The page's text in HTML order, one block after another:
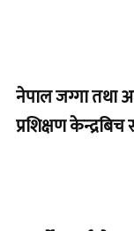
नेपाल जग्गा तथा
प्रशिक्षण